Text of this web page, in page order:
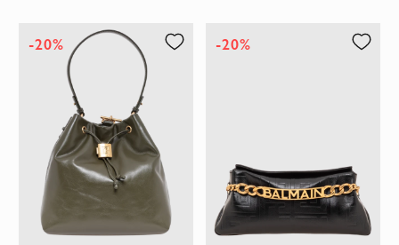
-20% -20%